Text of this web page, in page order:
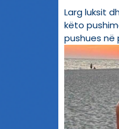
Larg luksit
këto
pushues në